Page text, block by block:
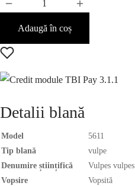
Adaugă în coș
Detalii blană
Model
5611
Tip blană
vulpe
Denumire științifică
Vulpes vulpes
Vopsire
Vopsită